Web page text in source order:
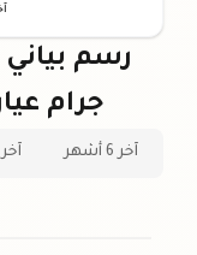
جرام عيار 24 بالدولار
آخر 6 أشهر آخر 90 يوم